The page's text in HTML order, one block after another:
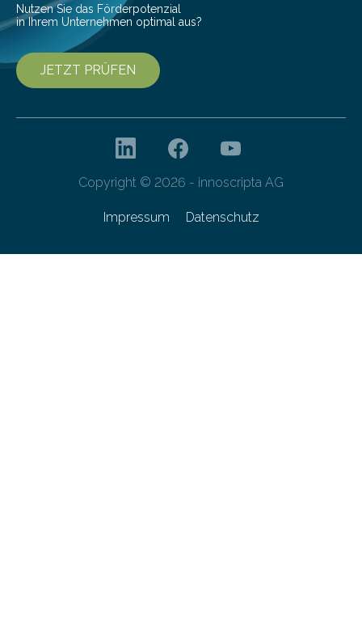
Nutzen Sie das Förderpotenzial
in Ihrem Unternehmen optimal aus?
JETZT PRÜFEN
Copyright © 2026 - innoscripta AG
Impressum Datenschutz